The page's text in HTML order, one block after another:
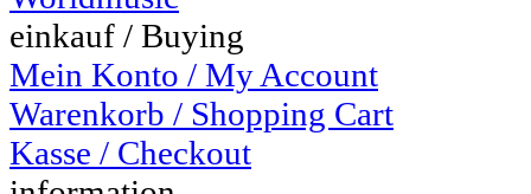
einkauf / Buying
Mein Konto / My Account
Warenkorb / Shopping Cart
Kasse / Checkout